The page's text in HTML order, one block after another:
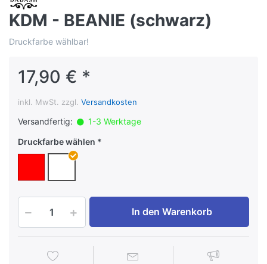
KDM - BEANIE (schwarz)
Druckfarbe wählbar!
17,90 € *
inkl. MwSt. zzgl. Versandkosten
Versandfertig:
1-3 Werktage
Druckfarbe wählen
In den Warenkorb